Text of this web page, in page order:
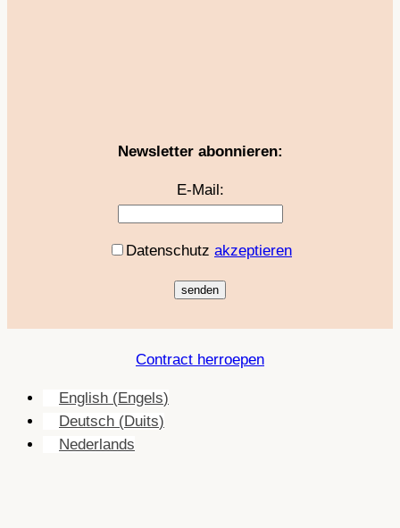
Newsletter abonnieren:
E-Mail:
Datenschutz akzeptieren
Contract herroepen
English (Engels)
Deutsch (Duits)
Nederlands